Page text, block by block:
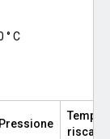
° C
Pressione
Tempo